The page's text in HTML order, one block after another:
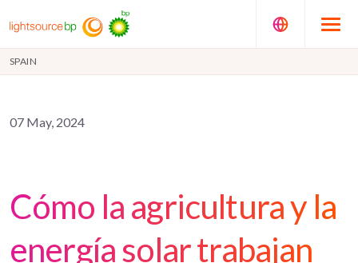
SPAIN
07 May, 2024
Cómo la agricultura y la
energía solar trabajan